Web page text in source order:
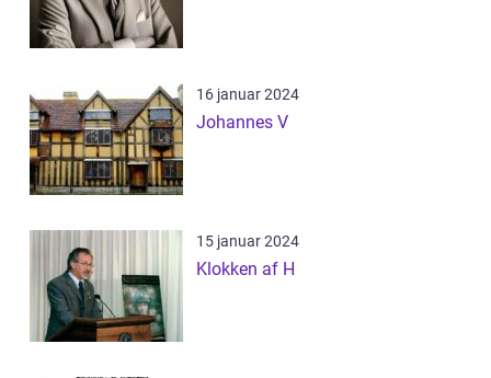
16 januar 2024
Johannes V
15 januar 2024
Klokken af H